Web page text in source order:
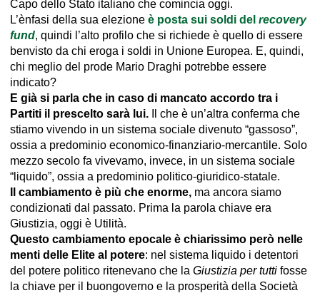
Capo dello Stato italiano che comincia oggi.
L’ènfasi della sua elezione è posta sui soldi del recovery
fund, quindi l’alto profilo che si richiede è quello di essere
benvisto da chi eroga i soldi in Unione Europea. E, quindi,
chi meglio del prode Mario Draghi potrebbe essere
indicato?
E già si parla che in caso di mancato accordo tra i
Partiti il prescelto sarà lui. Il che è un’altra conferma che
stiamo vivendo in un sistema sociale divenuto “gassoso”,
ossia a predominio economico-finanziario-mercantile. Solo
mezzo secolo fa vivevamo, invece, in un sistema sociale
“liquido”, ossia a predominio politico-giuridico-statale.
Il cambiamento è più che enorme, ma ancora siamo
condizionati dal passato. Prima la parola chiave era
Giustizia, oggi è Utilità.
Questo cambiamento epocale è chiarissimo però nelle
menti delle Elite al potere: nel sistema liquido i detentori
del potere politico ritenevano che la Giustizia per tutti fosse
la chiave per il buongoverno e la prosperità della Società